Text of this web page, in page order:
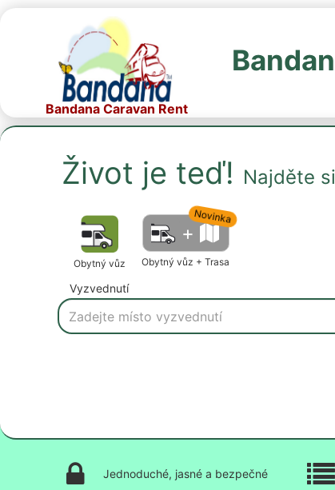
Bandana Caravan Rent
Život je teď! Najděte
Obytný vůz
+
Novinka
Obytný vůz + Trasa
Vyzvednutí
Jednoduché, jasné a bezpečné